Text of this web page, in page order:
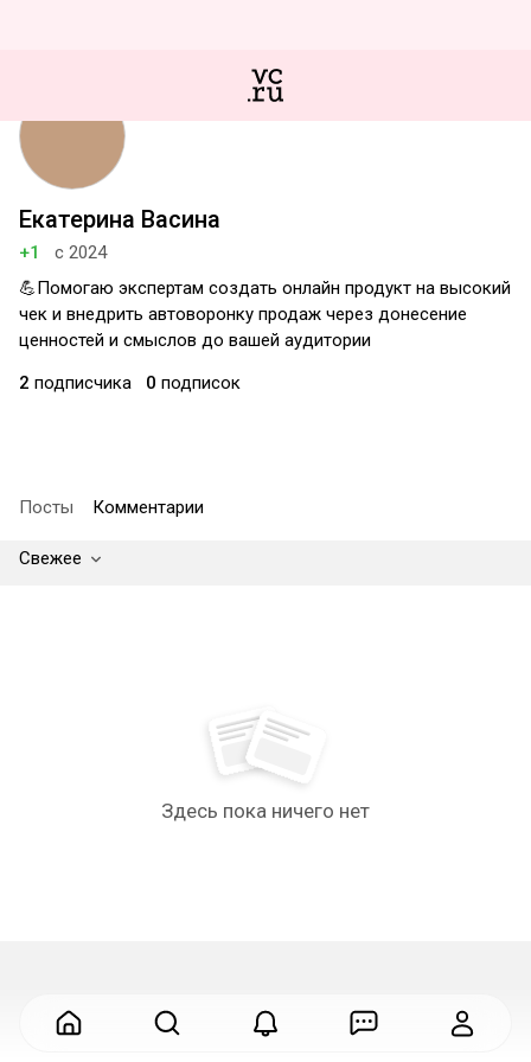
Екатерина Васина
+1
с 2024
💪Помогаю экспертам создать онлайн продукт на высокий
чек и внедрить автоворонку продаж через донесение
ценностей и смыслов до вашей аудитории
2 подписчика 0 подписок
Посты Комментарии
Свежее
Здесь пока ничего нет